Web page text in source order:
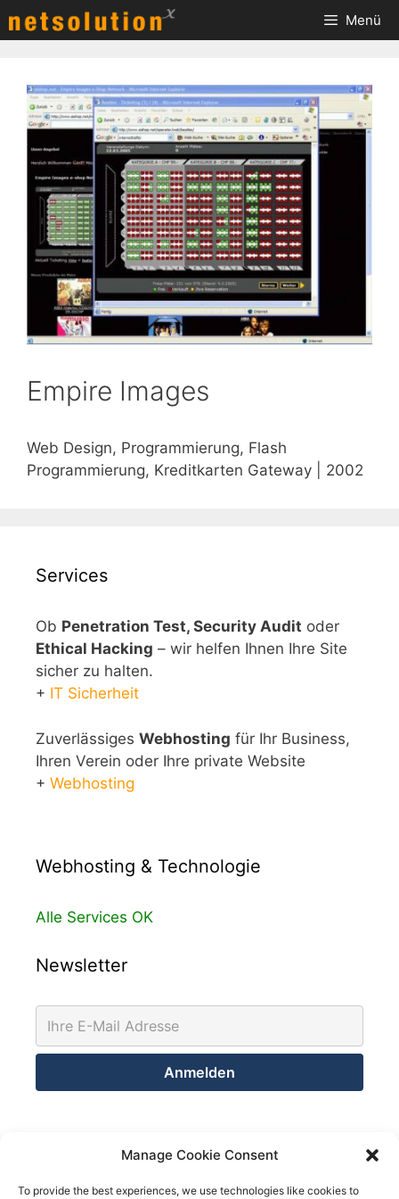
Manage Cookie Consent
To provide the best experiences, we use technologies like cookies to
Inhalt
Menü
Empire Images
Web Design, Programmierung, Flash
Programmierung, Kreditkarten Gateway | 2002
Services
Ob Penetration Test, Security Audit oder
Ethical Hacking – wir helfen Ihnen Ihre Site
sicher zu halten.
+ IT Sicherheit
Zuverlässiges Webhosting für Ihr Business,
Ihren Verein oder Ihre private Website
+ Webhosting
Webhosting & Technologie
Alle Services OK
Newsletter
Netsolution Consulting Group GmbH